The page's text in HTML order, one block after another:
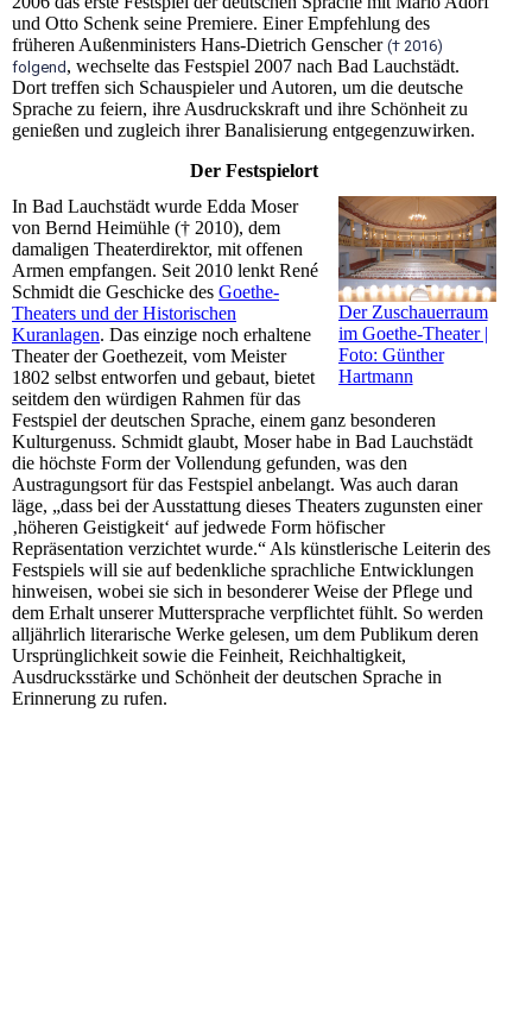
und Otto Schenk seine Premiere. Einer Empfehlung des
früheren Außenministers Hans-Dietrich Genscher († 2016)
folgend , wechselte das Festspiel 2007 nach Bad Lauchstädt.
Dort treffen sich Schauspieler und Autoren, um die deutsche
Sprache zu feiern, ihre Ausdruckskraft und ihre Schönheit zu
genießen und zugleich ihrer Banalisierung entgegenzuwirken.
Der Festspielort
Der Zuschauerraum
im Goethe-Theater |
Foto: Günther
Hartmann
In Bad Lauchstädt wurde Edda Moser
von Bernd Heimühle († 2010), dem
damaligen Theaterdirektor, mit offenen
Armen empfangen. Seit 2010 lenkt René
Schmidt die Geschicke des Goethe-
Theaters und der Historischen
Kuranlagen. Das einzige noch erhaltene
Theater der Goethezeit, vom Meister
1802 selbst entworfen und gebaut, bietet
seitdem den würdigen Rahmen für das
Festspiel der deutschen Sprache, einem ganz besonderen
Kulturgenuss. Schmidt glaubt, Moser habe in Bad Lauchstädt
die höchste Form der Vollendung gefunden, was den
Austragungsort für das Festspiel anbelangt. Was auch daran
läge, „dass bei der Ausstattung dieses Theaters zugunsten einer
‚höheren Geistigkeit‘ auf jedwede Form höfischer
Repräsentation verzichtet wurde.“ Als künstlerische Leiterin des
Festspiels will sie auf bedenkliche sprachliche Entwicklungen
hinweisen, wobei sie sich in besonderer Weise der Pflege und
dem Erhalt unserer Muttersprache verpflichtet fühlt. So werden
alljährlich literarische Werke gelesen, um dem Publikum deren
Ursprünglichkeit sowie die Feinheit, Reichhaltigkeit,
Ausdrucksstärke und Schönheit der deutschen Sprache in
Erinnerung zu rufen.